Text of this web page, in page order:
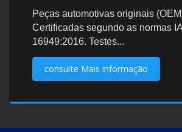
Peças automotivas originais
Certificadas segundo as normas
16949:2016. Testes...
consulte Mais informação